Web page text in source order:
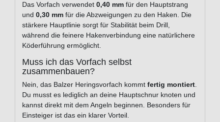
Das Vorfach verwendet 0,40 mm für den Hauptstrang
und 0,30 mm für die Abzweigungen zu den Haken. Die
stärkere Hauptlinie sorgt für Stabilität beim Drill,
während die feinere Hakenverbindung eine natürlichere
Köderführung ermöglicht.
Muss ich das Vorfach selbst
zusammenbauen?
Nein, das Balzer Heringsvorfach kommt fertig montiert.
Du musst es lediglich an deine Hauptschnur knoten und
kannst direkt mit dem Angeln beginnen. Besonders für
Einsteiger ist das ein klarer Vorteil.